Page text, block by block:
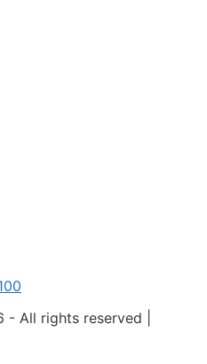
All rights reserved |